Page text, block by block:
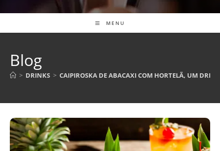
MENU
Blog
> DRINKS > CAIPIROSKA DE ABACAXI COM HORTELÃ, UM